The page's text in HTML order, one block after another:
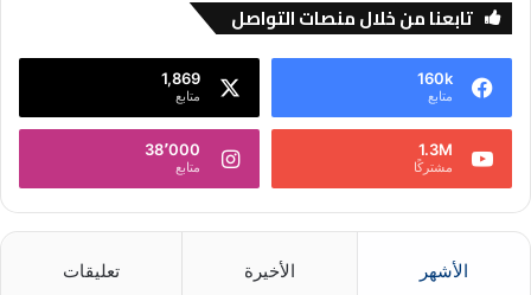
تابعنا من خلال منصات التواصل
160k
متابع
1,869
متابع
1.3M
مشتركًا
38٬000
متابع
الأشهر الأخيرة تعليقات